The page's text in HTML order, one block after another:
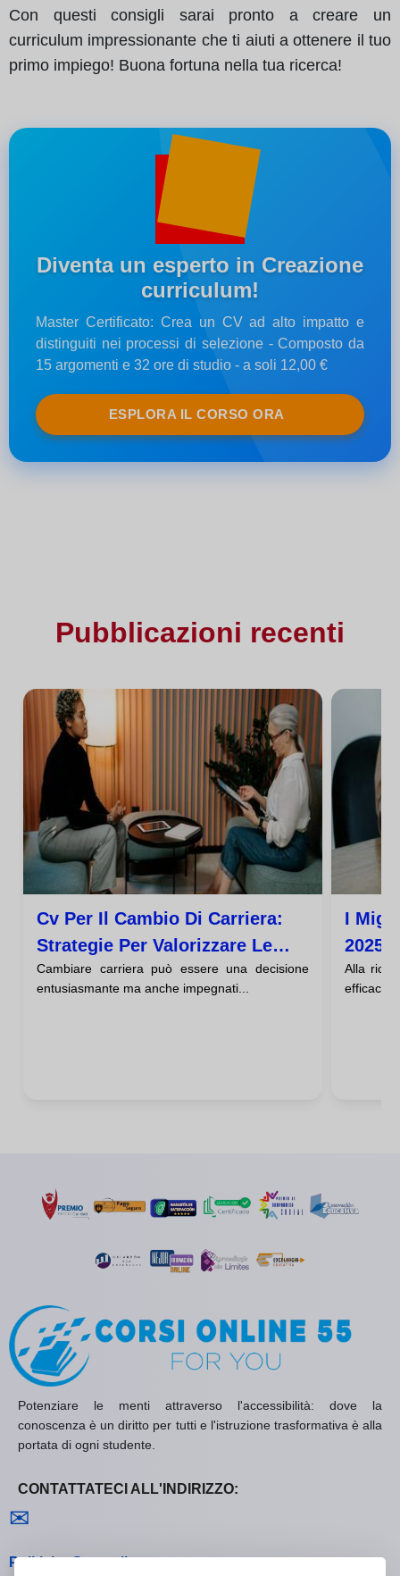
Con questi consigli sarai pronto a creare un
curriculum impressionante che ti aiuti a ottenere il tuo
primo impiego! Buona fortuna nella tua ricerca!
Diventa un esperto in Creazione
curriculum!
Master Certificato: Crea un CV ad alto impatto e
distinguiti nei processi di selezione - Composto da
15 argomenti e 32 ore di studio - a soli 12,00 €
ESPLORA IL CORSO ORA
Pubblicazioni recenti
Cv Per Il Cambio Di Carriera:
Strategie Per Valorizzare Le
Competenze Trasferibili
Cambiare carriera può essere una decisione
entusiasmante ma anche impegnati...
I
2025:
Alla
efficace
Potenziare le menti attraverso l'accessibilità: dove la
conoscenza è un diritto per tutti e l'istruzione trasformativa è alla
portata di ogni studente.
CONTATTATECI ALL'INDIRIZZO:
✉
Politiche Generali